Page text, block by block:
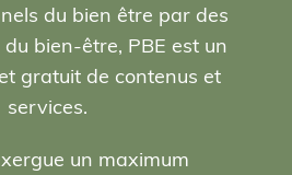
du bien être par des
bien-être, PBE est un
gratuit de contenus et
services.
un maximum